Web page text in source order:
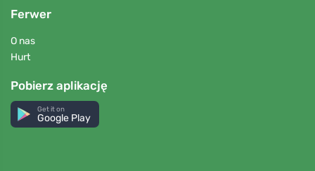
Ferwer
O nas
Hurt
Pobierz aplikację
Get it on
Google Play